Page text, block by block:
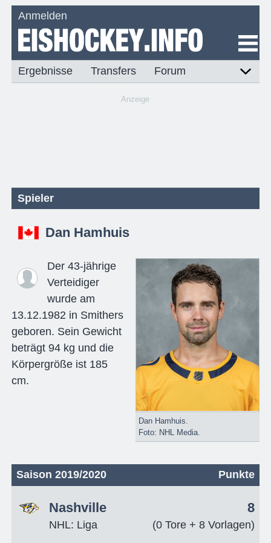
Anmelden
Ergebnisse Transfers Forum
Anzeige
Spieler
Dan Hamhuis
Dan Hamhuis.
Foto: NHL Media.
Der 43-jährige
Verteidiger
wurde am
13.12.1982 in Smithers
geboren. Sein Gewicht
beträgt 94 kg und die
Körpergröße ist 185
cm.
Saison 2019/2020 Punkte
Nashville
NHL: Liga
8
(0 Tore + 8 Vorlagen)